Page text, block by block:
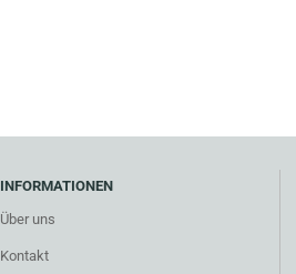
INFORMATIONEN
Über uns
Kontakt